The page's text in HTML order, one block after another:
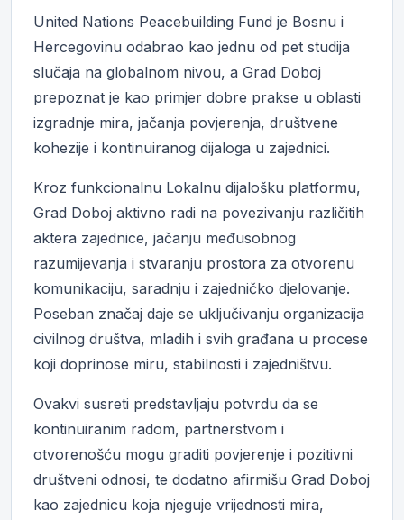
United Nations Peacebuilding Fund je Bosnu i
Hercegovinu odabrao kao jednu od pet studija
slučaja na globalnom nivou, a Grad Doboj
prepoznat je kao primjer dobre prakse u oblasti
izgradnje mira, jačanja povjerenja, društvene
kohezije i kontinuiranog dijaloga u zajednici.
Kroz funkcionalnu Lokalnu dijalošku platformu,
Grad Doboj aktivno radi na povezivanju različitih
aktera zajednice, jačanju međusobnog
razumijevanja i stvaranju prostora za otvorenu
komunikaciju, saradnju i zajedničko djelovanje.
Poseban značaj daje se uključivanju organizacija
civilnog društva, mladih i svih građana u procese
koji doprinose miru, stabilnosti i zajedništvu.
Ovakvi susreti predstavljaju potvrdu da se
kontinuiranim radom, partnerstvom i
otvorenošću mogu graditi povjerenje i pozitivni
društveni odnosi, te dodatno afirmišu Grad Doboj
kao zajednicu koja njeguje vrijednosti mira,